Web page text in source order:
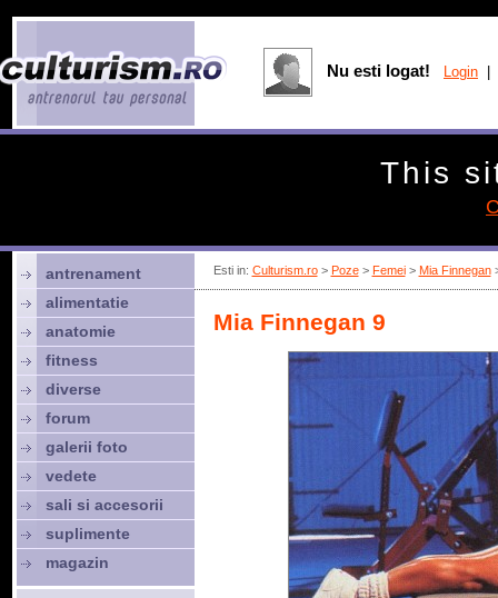
Esti in: Culturism.ro> Poze> Femei> Mia Finnegan
Mia Finnegan 9
antrenament
alimentatie
anatomie
fitness
diverse
forum
galerii foto
vedete
sali si accesorii
suplimente
magazin
Nu esti logat! Login
This